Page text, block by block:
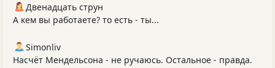
Двенадцать струн
А кем вы работаете? то есть - ты...
Simonliv
Насчёт Мендельсона - не ручаюсь. Остальное - правда.